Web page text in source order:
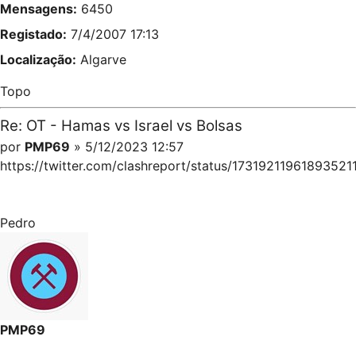
Mensagens: 6450
Registado: 7/4/2007 17:13
Localização: Algarve
Topo
Re: OT - Hamas vs Israel vs Bolsas
por PMP69 » 5/12/2023 12:57
https://twitter.com/clashreport/status/
Pedro
PMP69